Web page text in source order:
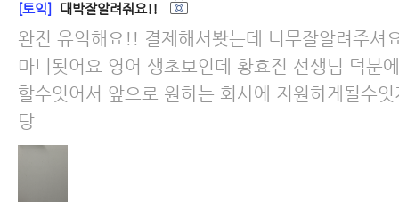
[토익] 대박잘알려줘요!!
완전 유익해요!! 결제해서봣는데 너무잘알려주셔
마니됫어요 영어 생초보인데 황효진 선생님 덕분
할수잇어서 앞으로 원하는 회사에 지원하게될수
당